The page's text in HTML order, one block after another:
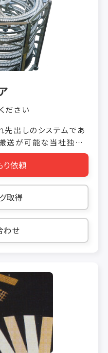
サポート、ガイドレール
たはカタログをダウ
ださい
出しのシステムであ
搬送が可能な当社独自
タです。ベルトトラン
イドされたベルトが、
を変えることから、装
はなく、トラック間の
パイラルコンベヤの長
ックアキュムレータの
とにより、開発に成功
り依頼
取得
わせ